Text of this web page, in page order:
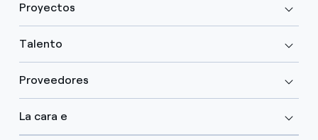
Proyectos
Talento
Proveedores
La cara e